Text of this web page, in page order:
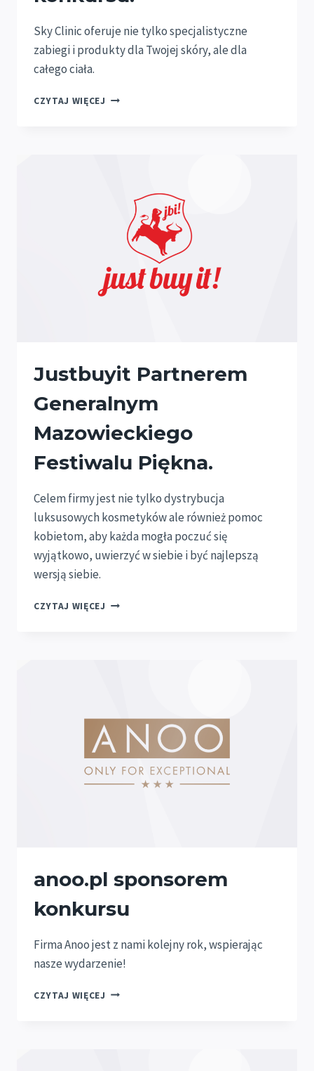
Sky Clinic oferuje nie tylko specjalistyczne
zabiegi i produkty dla Twojej skóry, ale dla
całego ciała.
CZYTAJ WIĘCEJ SKY
Justbuyit Partnerem
Generalnym
Mazowieckiego
Festiwalu Piękna.
Celem firmy jest nie tylko dystrybucja
luksusowych kosmetyków ale również pomoc
kobietom, aby każda mogła poczuć się
wyjątkowo, uwierzyć w siebie i być najlepszą
wersją siebie.
CZYTAJ WIĘCEJ JUSTBUYIT
anoo.pl sponsorem
konkursu
Firma Anoo jest z nami kolejny rok, wspierając
nasze wydarzenie!
CZYTAJ WIĘCEJ ANOO.PL